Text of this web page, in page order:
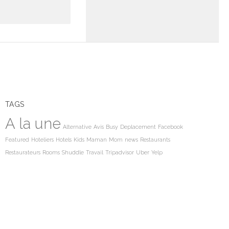
TAGS
A la une Alternative Avis Busy Deplacement Facebook
Featured Hoteliers Hotels Kids Maman Mom news Restaurants
Restaurateurs Rooms Shuddle Travail Tripadvisor Uber Yelp